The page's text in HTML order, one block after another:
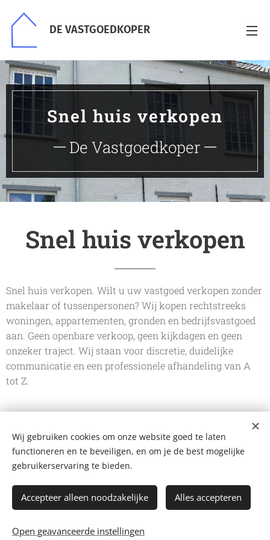
DE VASTGOEDKOPER
Snel huis verkopen
De Vastgoedkoper
Snel huis verkopen
Snel huis verkopen. Wilt u uw vastgoed verkopen zonder
makelaar of tussenpersonen? Wij kopen rechtstreeks
woningen, appartementen, gronden en bedrijfsvastgoed
aan. Geen openbare verkoop, geen kijkdagen en geen
onzeker traject. Wij staan voor discretie, duidelijke
communicatie en een professionele afhandeling van A
tot Z.
De Vastgoedkoper
Bergstraat 109 A, 2220 Heist-op-den-Berg
+32 499 102 124
Privacyverklaring
Facebook-Instagram- WhatsApp
Bijverdienen-Blog-Koopweken
Wij gebruiken cookies om onze website goed te laten
functioneren en te beveiligen, en om je de best mogelijke
gebruikerservaring te bieden.
Accepteer alleen noodzakelijke Alles accepteren
Open geavanceerde instellingen